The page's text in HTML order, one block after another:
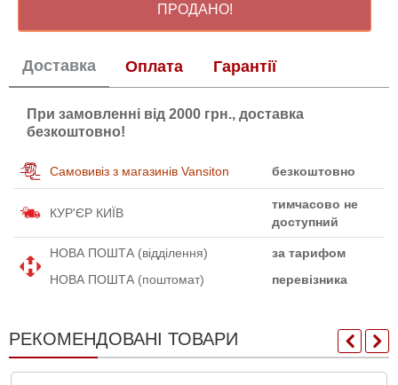
ПРОДАНО!
Доставка Оплата Гарантії
При замовленні від 2000 грн., доставка
безкоштовно!
Самовивіз з магазинів Vansiton безкоштовно
КУР'ЄР КИЇВ
тимчасово не
доступний
НОВА ПОШТА (відділення)
за тарифом
НОВА ПОШТА (поштомат)
перевізника
РЕКОМЕНДОВАНІ ТОВАРИ